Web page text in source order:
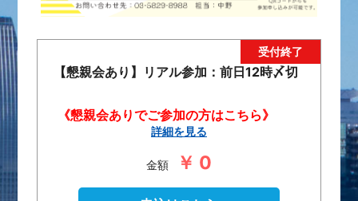
【懇親会あり】リアル参加：前日12時〆切
《懇親会ありでご参加の方はこちら》
参加費は会場にて現金でのお支払いをお願いい
詳細を見る
金額 ￥ 0